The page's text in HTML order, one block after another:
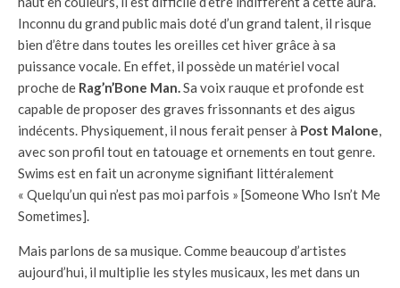
Inconnu du grand public mais doté d’un grand talent, il risque
bien d’être dans toutes les oreilles cet hiver grâce à sa
puissance vocale. En effet, il possède un matériel vocal
proche de Rag’n’Bone Man.Sa voix rauque et profonde est
capable de proposer des graves frissonnants et des aigus
indécents. Physiquement, il nous ferait penser à Post Malone,
avec son profil tout en tatouage et ornements en tout genre.
Swims est en fait un acronyme signifiant littéralement
« Quelqu’un qui n’est pas moi parfois » [Someone Who Isn’t Me
Sometimes].
Mais parlons de sa musique. Comme beaucoup d’artistes
aujourd’hui, il multiplie les styles musicaux, les met dans un